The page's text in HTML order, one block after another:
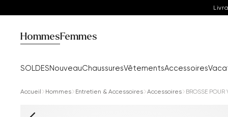
Hommes
SOLDESNouveauChaussuresVêtementsAccessoires
Femmes
Accueil Hommes Entretien & Accessoires Accessoires BROSSE POUR